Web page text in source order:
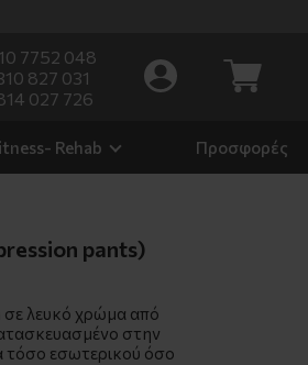
7752 048
827 031
027 726
Rehab Προσφορές
pants)
λευκό χρώμα από
στην
τόσο εσωτερικού όσο